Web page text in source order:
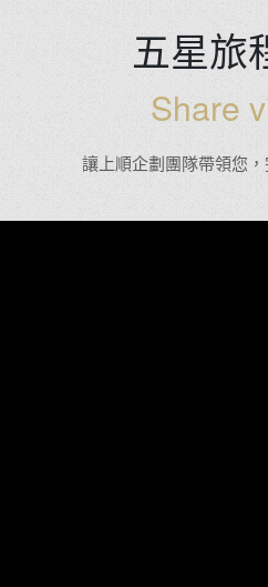
五星旅
Share
讓上順企劃團隊帶領您